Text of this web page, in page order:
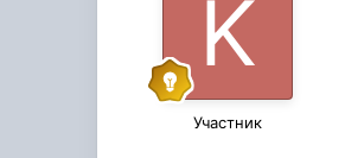
Участник